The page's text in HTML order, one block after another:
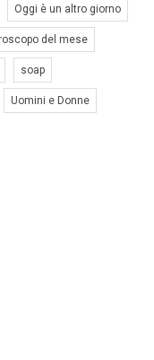
Oggi è un altro giorno
del mese
soap
Uomini e Donne